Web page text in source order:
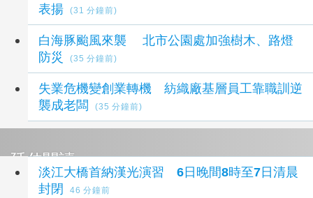
表揚
(31 分鐘前)
白海豚颱風來襲 北市公園處加強樹木、路燈
防災
(35 分鐘前)
失業危機變創業轉機 紡織廠基層員工靠職訓逆
襲成老闆
(35 分鐘前)
延伸閱讀
淡江大橋首納漢光演習 6日晚間8時至7日清晨
封閉
46 分鐘前